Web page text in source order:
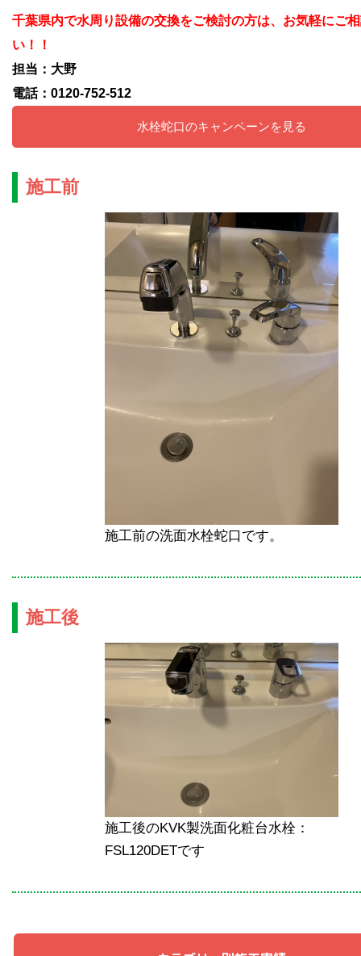
千葉県内で水周り設備の交換をご検討の方は、お気軽にご
い！！
担当：大野
電話：0120-752-512
水栓蛇口のキャンペーンを見る
施工前
施工前の洗面水栓蛇口です。
施工後
施工後のKVK製洗面化粧台水栓：
FSL120DETです